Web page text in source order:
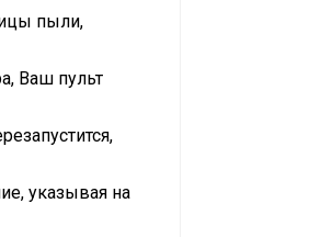
пыли,
Ваш пульт
указывая на